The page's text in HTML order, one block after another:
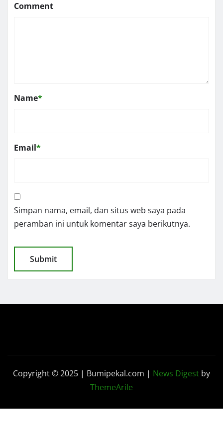
Comment
Name*
Email*
Simpan nama, email, dan situs web saya pada
peramban ini untuk komentar saya berikutnya.
Copyright © 2025 | Bumipekal.com | News Digest by
ThemeArile